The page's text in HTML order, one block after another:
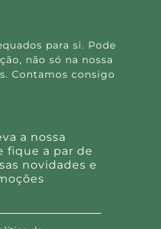
para si. Pode
não só na nossa
Contamos consigo
a nossa
fique a par de
novidades e